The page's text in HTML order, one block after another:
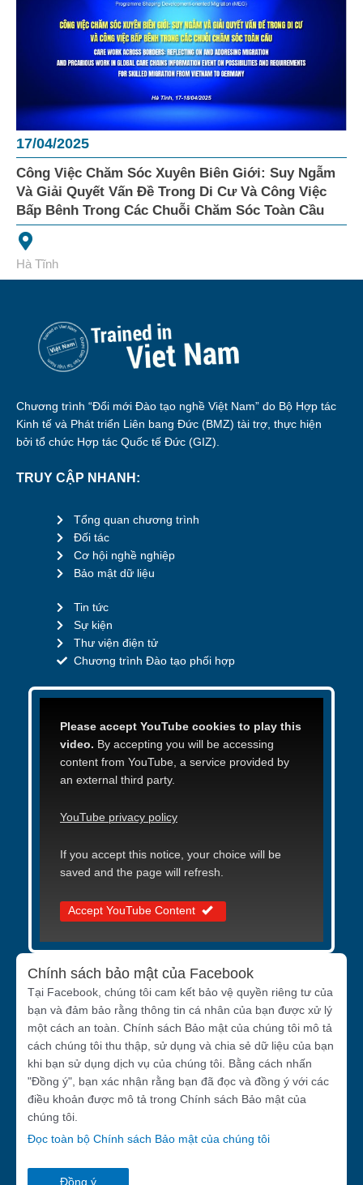
17/04/2025
Công Việc Chăm Sóc Xuyên Biên Giới: Suy Ngẫm
Và Giải Quyết Vấn Đề Trong Di Cư Và Công Việc
Bấp Bênh Trong Các Chuỗi Chăm Sóc Toàn Cầu
Hà Tĩnh
Chương trình “Đổi mới Đào tạo nghề Việt Nam” do Bộ Hợp tác
Kinh tế và Phát triển Liên bang Đức (BMZ) tài trợ, thực hiện
bởi tổ chức Hợp tác Quốc tế Đức (GIZ).
TRUY CẬP NHANH:
Tổng quan chương trình
Đối tác
Cơ hội nghề nghiệp
Bảo mật dữ liệu
Tin tức
Sự kiện
Thư viện điện tử
Chương trình Đào tạo phối hợp
Please accept YouTube cookies to play this
video. By accepting you will be accessing
content from YouTube, a service provided by
an external third party.
YouTube privacy policy
If you accept this notice, your choice will be
saved and the page will refresh.
Accept YouTube Content
Chính sách bảo mật của Facebook
Tại Facebook, chúng tôi cam kết bảo vệ quyền riêng tư của
bạn và đảm bảo rằng thông tin cá nhân của bạn được xử lý
một cách an toàn. Chính sách Bảo mật của chúng tôi mô tả
cách chúng tôi thu thập, sử dụng và chia sẻ dữ liệu của bạn
khi bạn sử dụng dịch vụ của chúng tôi. Bằng cách nhấn
"Đồng ý", bạn xác nhận rằng bạn đã đọc và đồng ý với các
điều khoản được mô tả trong Chính sách Bảo mật của
chúng tôi.
Đọc toàn bộ Chính sách Bảo mật của chúng tôi
Đồng ý